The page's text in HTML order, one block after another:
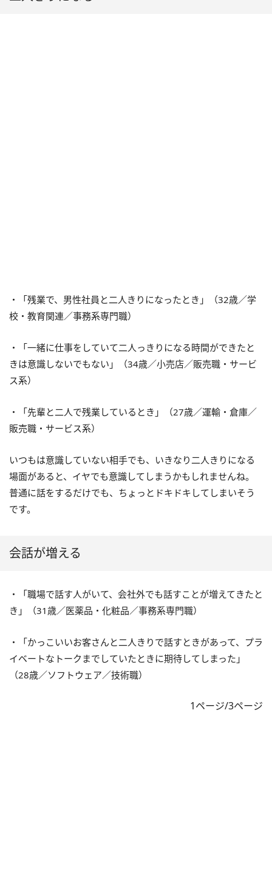
・「残業で、男性社員と二人きりになったとき」（32歳／学
校・教育関連／事務系専門職）
・「一緒に仕事をしていて二人っきりになる時間ができたと
きは意識しないでもない」（34歳／小売店／販売職・サービ
ス系）
・「先輩と二人で残業しているとき」（27歳／運輸・倉庫／
販売職・サービス系）
いつもは意識していない相手でも、いきなり二人きりになる
場面があると、イヤでも意識してしまうかもしれませんね。
普通に話をするだけでも、ちょっとドキドキしてしまいそう
です。
会話が増える
・「職場で話す人がいて、会社外でも話すことが増えてきたと
き」（31歳／医薬品・化粧品／事務系専門職）
・「かっこいいお客さんと二人きりで話すときがあって、プラ
イベートなトークまでしていたときに期待してしまった」
（28歳／ソフトウェア／技術職）
1ページ/3ページ